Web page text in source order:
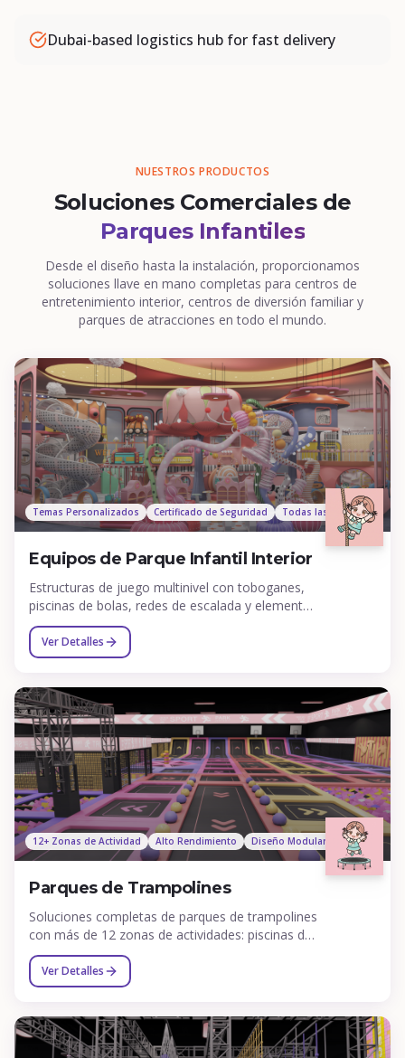
Dubai-based logistics hub for fast delivery
NUESTROS PRODUCTOS
Soluciones Comerciales de
Parques Infantiles
Desde el diseño hasta la instalación, proporcionamos
soluciones llave en mano completas para centros de
entretenimiento interior, centros de diversión familiar y
parques de atracciones en todo el mundo.
Temas Personalizados Certificado de Seguridad Todas las Edades
Equipos de Parque Infantil Interior
Estructuras de juego multinivel con toboganes,
piscinas de bolas, redes de escalada y elementos
interactivos para niños de todas las edades.
Ver Detalles
12+ Zonas de Actividad Alto Rendimiento Diseño Modular
Parques de Trampolines
Soluciones completas de parques de trampolines
con más de 12 zonas de actividades: piscinas de
espuma, canastas, skyrider, bicicleta 360°, muros
de escalada y más.
Ver Detalles